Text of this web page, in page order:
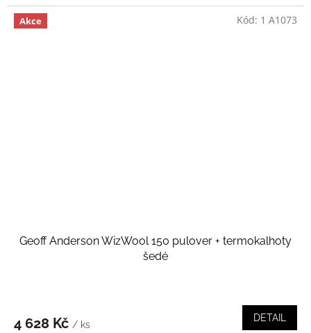
Akce
Geoff Anderson WizWool 150 pulover + termokalhoty
šedé
4 628 Kč / ks
DETAIL
Kód: 1 A1073